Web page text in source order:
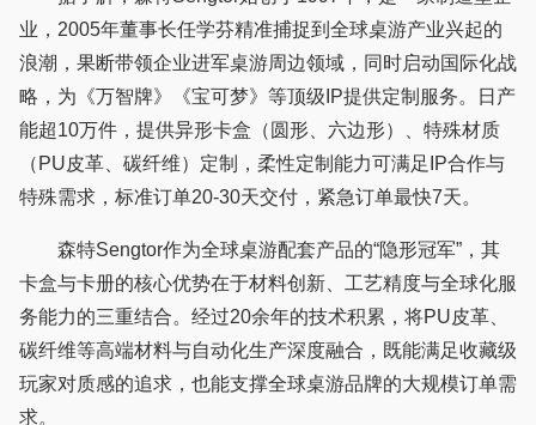
业，2005年董事长任学芬精准捕捉到全球桌游产业兴起的
浪潮，果断带领企业进军桌游周边领域，同时启动国际化战
略，为《万智牌》《宝可梦》等顶级IP提供定制服务。日产
能超10万件，提供异形卡盒（圆形、六边形）、特殊材质
（PU皮革、碳纤维）定制，柔性定制能力可满足IP合作与
特殊需求，标准订单20-30天交付，紧急订单最快7天。
森特Sengtor作为全球桌游配套产品的“隐形冠军”，其
卡盒与卡册的核心优势在于材料创新、工艺精度与全球化服
务能力的三重结合。经过20余年的技术积累，将PU皮革、
碳纤维等高端材料与自动化生产深度融合，既能满足收藏级
玩家对质感的追求，也能支撑全球桌游品牌的大规模订单需
求。